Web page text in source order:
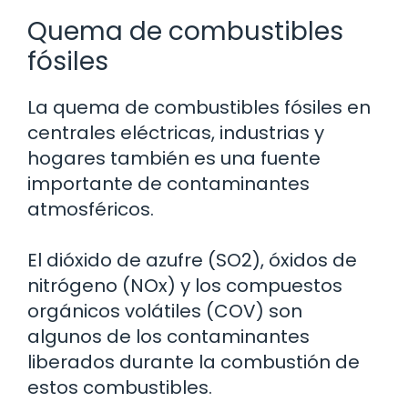
Quema de combustibles
fósiles
La quema de combustibles fósiles en
centrales eléctricas, industrias y
hogares también es una fuente
importante de contaminantes
atmosféricos.
El dióxido de azufre (SO2), óxidos de
nitrógeno (NOx) y los compuestos
orgánicos volátiles (COV) son
algunos de los contaminantes
liberados durante la combustión de
estos combustibles.